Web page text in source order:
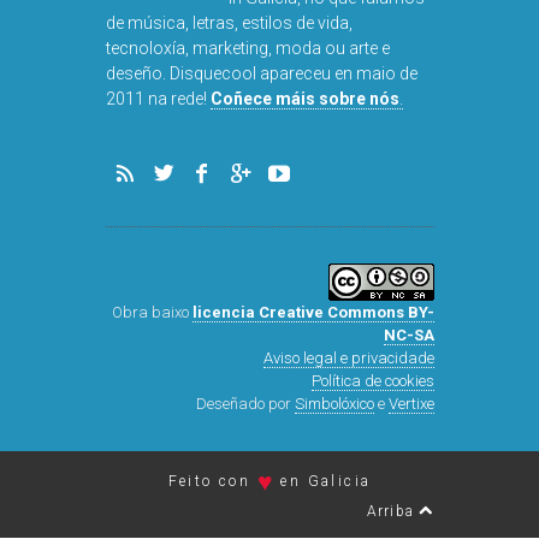
in Galicia, no que falamos
de música, letras, estilos de vida,
tecnoloxía, marketing, moda ou arte e
deseño. Disquecool apareceu en maio de
2011 na rede! Coñece máis sobre nós.
Obra baixo licencia Creative Commons BY-
NC-SA
Aviso legal e privacidade
Política de cookies
Deseñado por Simbolóxicoe Vertixe
Feito con ♥ en Galicia
Arriba